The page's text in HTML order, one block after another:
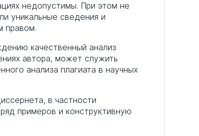
недопустимы. При этом не
уникальные сведения и
правом.
качественный анализ
автора, может служить
анализа плагиата в научных
в частности
примеров и конструктивную